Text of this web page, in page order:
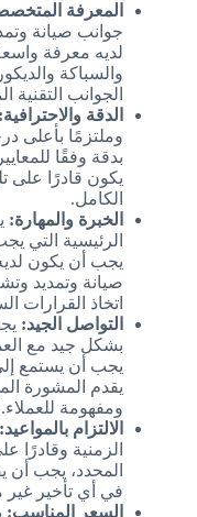
المعرفة
جوانب صيانة
لديه معرفة
والسباكة
الجوانب التقنية
الدقة والاحترافية:
وملتزمًا بأعلى
بدقة وفقًا
يكون قادرًا على
الكامل.
الخبرة والمهارة:
الرئيسية التي
يجب أن يكون
صيانة وتمديد
اتخاذ القرارات
التواصل الجيد:
بشكل جيد مع
يجب أن يستمع
يقدم المشورة
ومفهومة للعملاء.
الالتزام بالمواعيد:
الزمنية
المحدد، يجب
في أي تأخير غير
السعر المناسب: